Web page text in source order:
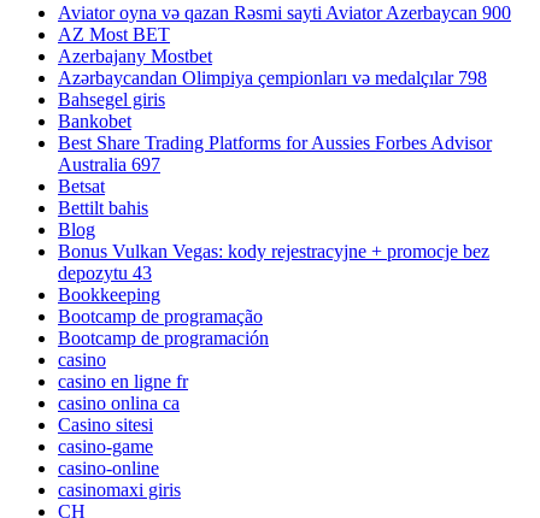
Aviator oyna və qazan Rəsmi sayti Aviator Azerbaycan 900
AZ Most BET
Azerbajany Mostbet
Azərbaycandan Olimpiya çempionları və medalçılar 798
Bahsegel giris
Bankobet
Best Share Trading Platforms for Aussies Forbes Advisor
Australia 697
Betsat
Bettilt bahis
Blog
Bonus Vulkan Vegas: kody rejestracyjne + promocje bez
depozytu 43
Bookkeeping
Bootcamp de programação
Bootcamp de programación
casino
casino en ligne fr
casino onlina ca
Casino sitesi
casino-game
casino-online
casinomaxi giris
CH